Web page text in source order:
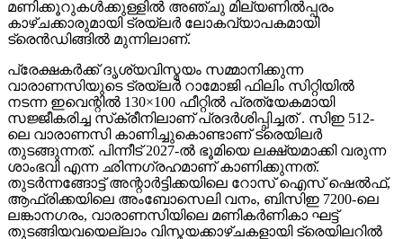
മണിക്കൂറുകൾക്കുള്ളിൽ അഞ്ചു മില്യണിൽപ്പരം
കാഴ്ചക്കാരുമായി ട്രയ്ലർ ലോകവ്യാപകമായി
ട്രെൻഡിങ്ങിൽ മുന്നിലാണ്.
പ്രേക്ഷകർക്ക് ദൃശ്യവിസ്മയം സമ്മാനിക്കുന്ന
വാരാണസിയുടെ ട്രയ്ലർ റാമോജി ഫിലിം സിറ്റിയിൽ
നടന്ന ഇവെന്റിൽ 130×100 ഫീറ്റിൽ പ്രത്യേകമായി
സജ്ജീകരിച്ച സ്‌ക്രീനിലാണ് പ്രദർശിപ്പിച്ചത് . സിഇ 512-
ലെ വാരാണസി കാണിച്ചുകൊണ്ടാണ് ട്രെയിലര്‍
തുടങ്ങുന്നത്. പിന്നീട് 2027-ല്‍ ഭൂമിയെ ലക്ഷ്യമാക്കി വരുന്ന
ശാംഭവി എന്ന ഛിന്നഗ്രഹമാണ് കാണിക്കുന്നത്.
തുടര്‍ന്നങ്ങോട്ട് അന്റാര്‍ട്ടിക്കയിലെ റോസ് ഐസ് ഷെല്‍ഫ്,
ആഫ്രിക്കയിലെ അംബോസെലി വനം, ബിസിഇ 7200-ലെ
ലങ്കാനഗരം, വാരാണസിയിലെ മണികര്‍ണികാ ഘട്ട്
തുടങ്ങിയവയെല്ലാം വിസ്മയക്കാഴ്ചകളായി ട്രെയിലറില്‍